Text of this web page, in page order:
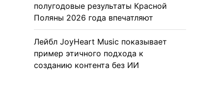
полугодовые результаты Красной
Поляны 2026 года впечатляют
Лейбл JoyHeart Music показывает
пример этичного подхода к
созданию контента без ИИ